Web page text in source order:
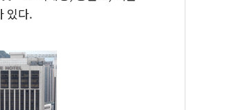
있다.